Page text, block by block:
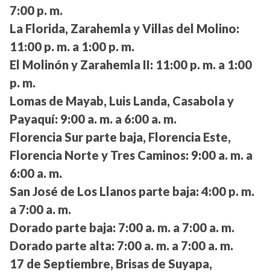
7:00 p. m.
La Florida, Zarahemla y Villas del Molino:
11:00 p. m. a 1:00 p. m.
El Molinón y Zarahemla II: 11:00 p. m. a 1:00
p. m.
Lomas de Mayab, Luis Landa, Casabola y
Payaquí: 9:00 a. m. a 6:00 a. m.
Florencia Sur parte baja, Florencia Este,
Florencia Norte y Tres Caminos: 9:00 a. m. a
6:00 a. m.
San José de Los Llanos parte baja: 4:00 p. m.
a 7:00 a. m.
Dorado parte baja: 7:00 a. m. a 7:00 a. m.
Dorado parte alta: 7:00 a. m. a 7:00 a. m.
17 de Septiembre, Brisas de Suyapa,